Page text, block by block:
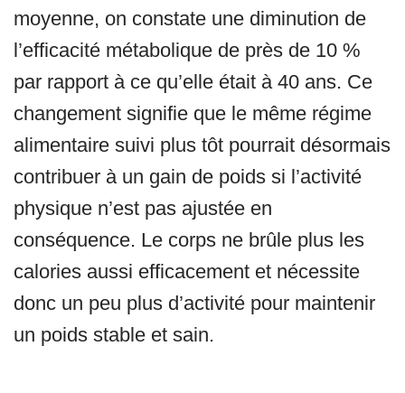
moyenne, on constate une diminution de
l’efficacité métabolique de près de 10 %
par rapport à ce qu’elle était à 40 ans. Ce
changement signifie que le même régime
alimentaire suivi plus tôt pourrait désormais
contribuer à un gain de poids si l’activité
physique n’est pas ajustée en
conséquence. Le corps ne brûle plus les
calories aussi efficacement et nécessite
donc un peu plus d’activité pour maintenir
un poids stable et sain.